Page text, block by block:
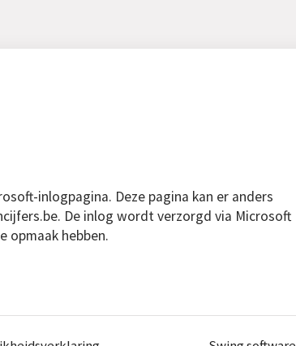
inlogpagina. Deze pagina kan er anders
De inlog wordt verzorgd via Microsoft
opmaak hebben.